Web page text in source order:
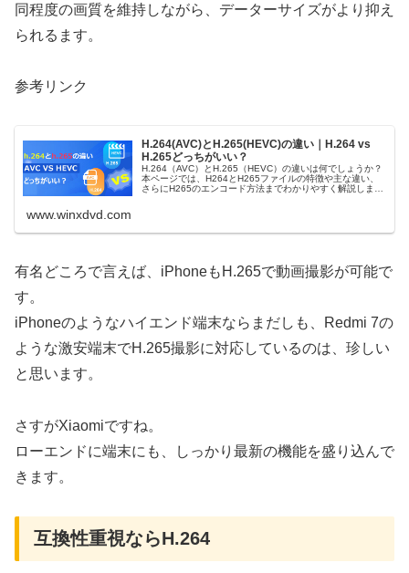
同程度の画質を維持しながら、データーサイズがより抑え
られるます。
参考リンク
H.264(AVC)とH.265(HEVC)の違い｜H.264 vs
H.265どっちがいい？
H.264（AVC）とH.265（HEVC）の違いは何でしょうか？
本ページでは、H264とH265ファイルの特徴や主な違い、
さらにH265のエンコード方法までわかりやすく解説しま
www.winxdvd.com
有名どころで言えば、iPhoneもH.265で動画撮影が可能で
す。
iPhoneのようなハイエンド端末ならまだしも、Redmi 7の
ような激安端末でH.265撮影に対応しているのは、珍しい
と思います。
さすがXiaomiですね。
ローエンドに端末にも、しっかり最新の機能を盛り込んで
きます。
互換性重視ならH.264